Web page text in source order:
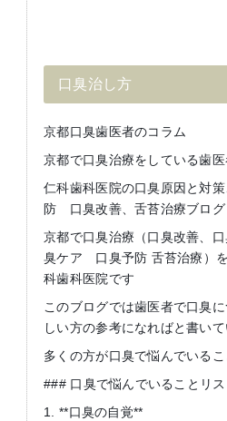
口臭治し方
京都口臭歯医者のコラム
京都で口臭治療をしている歯
仁科歯科医院の口臭原因と対
防 口臭改善、舌苔治療ブログ
京都で口臭治療（口臭改善、
臭ケア 口臭予防 舌苔治療）
科歯科医院です
このブログでは歯医者で口臭
しい方の参考になればと書い
多くの方が口臭で悩んでいるこ
### 口臭で悩んでいることリス
1. **口臭の自覚**